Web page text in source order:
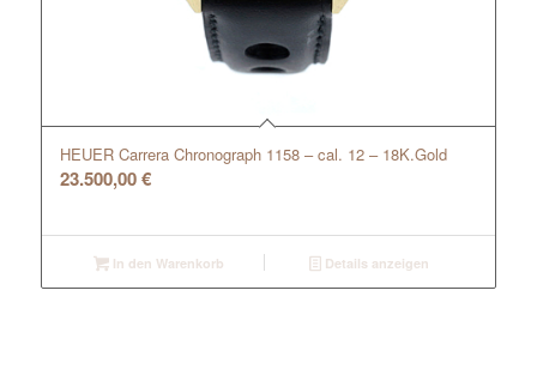
HEUER Carrera Chronograph 1158 – cal. 12 – 18K.Gold
23.500,00€
In den Warenkorb Details anzeigen